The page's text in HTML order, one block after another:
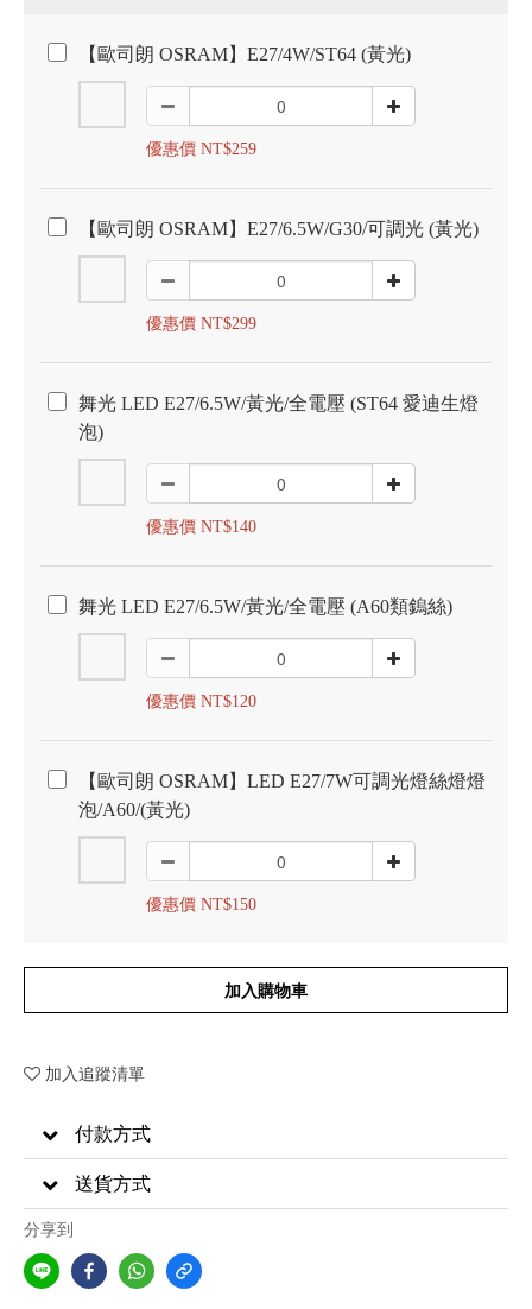
【歐司朗 OSRAM】E27/4W/ST64 (黃光)
優惠價 NT$259
【歐司朗 OSRAM】E27/6.5W/G30/可調光 (黃光)
優惠價 NT$299
舞光 LED E27/6.5W/黃光/全電壓 (ST64 愛迪生燈
泡)
優惠價 NT$140
舞光 LED E27/6.5W/黃光/全電壓 (A60類鎢絲)
優惠價 NT$120
【歐司朗 OSRAM】LED E27/7W可調光燈絲燈燈
泡/A60/(黃光)
優惠價 NT$150
加入購物車
加入追蹤清單
付款方式
送貨方式
分享到